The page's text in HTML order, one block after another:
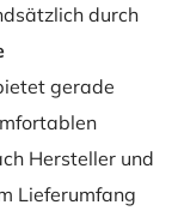
durch
gerade
Hersteller und
Lieferumfang